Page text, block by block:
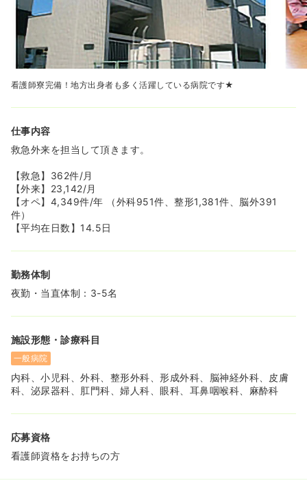
おりますので、着実に一歩一歩、夢に向かって進める、な
りたい自分が描ける職場環境です。
≪都内へのアクセス◎≫
◆池袋まで乗換なし15分、新宿まで35分とアクセスも抜
群です☆
◆パウダールームも完備しているので仕事終わりにそのま
◆職員のために、7階に富士山も見える景色が一望できる
スカイラウンジをご用意しています。
日々疲れてるスタッフにリフレッシュしてもらうために特
等席を用意くださるようなスタッフへの配慮を忘れない総
看護師寮完備！地方出身者も多く活躍している病院です★
仕事内容
救急外来を担当して頂きます。
【救急】362件/月
【外来】23,142/月
【オペ】4,349件/年 （外科951件、整形1,381件、脳外391
件）
【平均在日数】14.5日
勤務体制
夜勤・当直体制：3-5名
施設形態・診療科目
一般病院
内科、小児科、外科、整形外科、形成外科、脳神経外科、皮膚
科、泌尿器科、肛門科、婦人科、眼科、耳鼻咽喉科、麻酔科
応募資格
看護師資格をお持ちの方